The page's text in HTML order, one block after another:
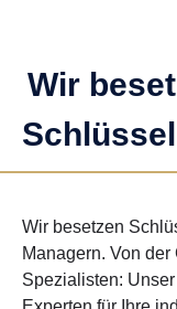
Wir
Wir besetzen
Managern. Von
Spezialisten: